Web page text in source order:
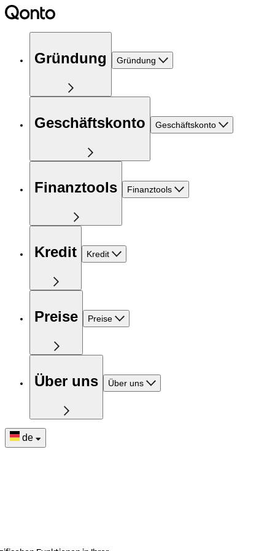
Gründung Gründung
Geschäftskonto Geschäftskonto
Finanztools Finanztools
Kredit Kredit
Preise Preise
Über uns Über uns
de